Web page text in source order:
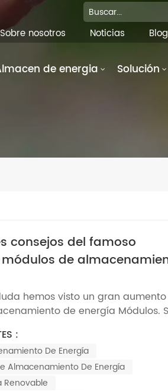
Sobre nosotros Noticias Blog
de energia Solución
consejos del famoso
de
hemos visto un gran
de energía Módulos.
energía alcance los 1000 GWh
¿verdad?! Este auge se debe
creciente demanda de...
:
De Energía
Almacenamiento De Energía
Renovable